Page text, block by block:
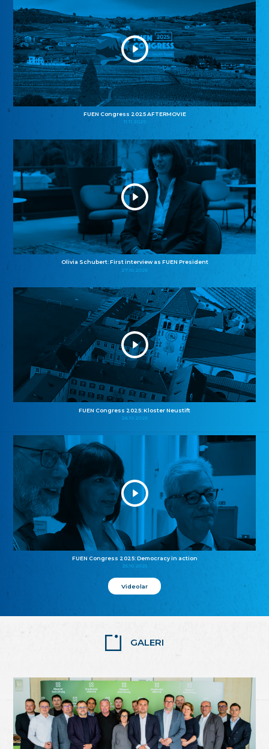
FUEN Congress 2025 AFTERMOVIE
11.11.2025
Olivia Schubert: First interview as FUEN President
27.10.2025
FUEN Congress 2025: Kloster Neustift
26.10.2025
FUEN Congress 2025: Democracy in action
25.10.2025
Videolar
GALERI